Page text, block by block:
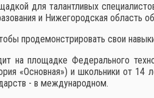
для талантливых
и Нижегородская область
продемонстрировать свои
на площадке Федерального
«Основная») и школьники от
- в международном.